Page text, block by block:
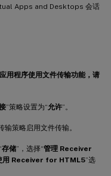
Apps and Desktops 会话
程序使用文件传输功能，请
”策略设置为“允许”。
策略启用文件传输。
存储”，选择“管理 Receiver
用 Receiver for HTML5”选